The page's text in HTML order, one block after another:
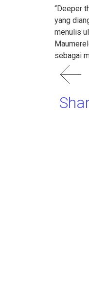
“Deeper
yang
menulis
sebagai